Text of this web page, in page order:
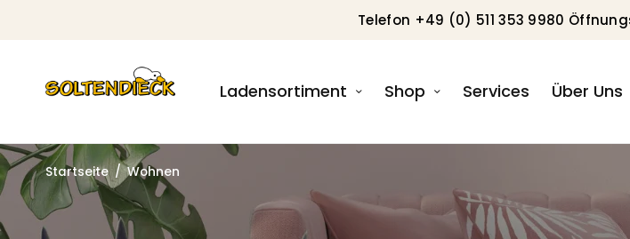
Telefon +49 (0) 511 353 9980
Ladensortiment Shop Services Über Uns
Startseite / Wohnen